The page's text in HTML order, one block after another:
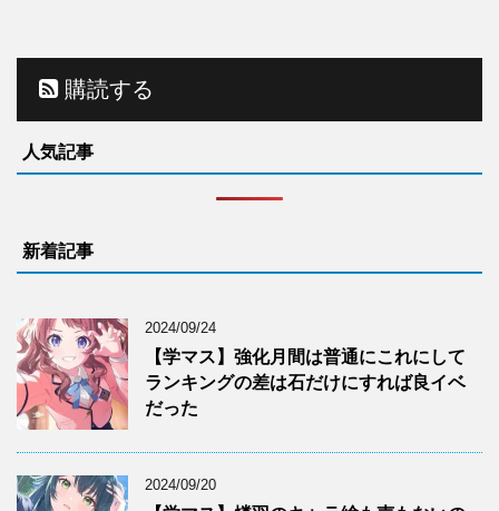
購読する
人気記事
新着記事
2024/09/24
【学マス】強化月間は普通にこれにして
ランキングの差は石だけにすれば良イベ
だった
2024/09/20